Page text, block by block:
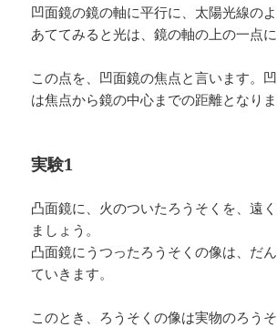
凹面鏡の鏡の軸に平行に、太陽光線の
あててみると光は、鏡の軸の上の一点に
この点を、凹面鏡の焦点と言います。
は焦点から鏡の中心までの距離となりま
実験1
凸面鏡に、火のついたろうそくを、遠
ましょう。
凸面鏡にうつったろうそくの像は、だ
ていきます。
このとき、ろうそくの像は実物のろう